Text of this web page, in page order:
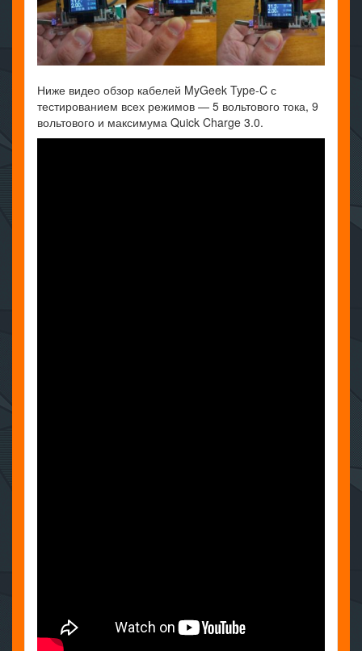
Ниже видео обзор кабелей MyGeek Type-C с
тестированием всех режимов — 5 вольтового тока, 9
вольтового и максимума Quick Charge 3.0.